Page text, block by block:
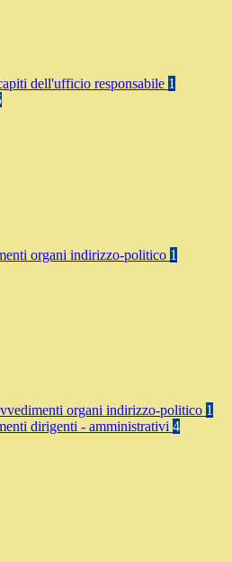
dell'ufficio responsabile 1
organi indirizzo-politico 1
organi indirizzo-politico 1
dirigenti - amministrativi 4